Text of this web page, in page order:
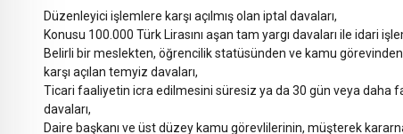
Düzenleyici işlemlere karşı açılmış olan iptal davaları,
Konusu 100.000 Türk Lirasını aşan tam yargı davaları ile idari
Belirli bir meslekten, öğrencilik statüsünden ve kamu
karşı açılan temyiz davaları,
Ticari faaliyetin icra edilmesini süresiz ya da 30 gün veya daha
davaları,
Daire başkanı ve üst düzey kamu görevlilerinin, müşterek